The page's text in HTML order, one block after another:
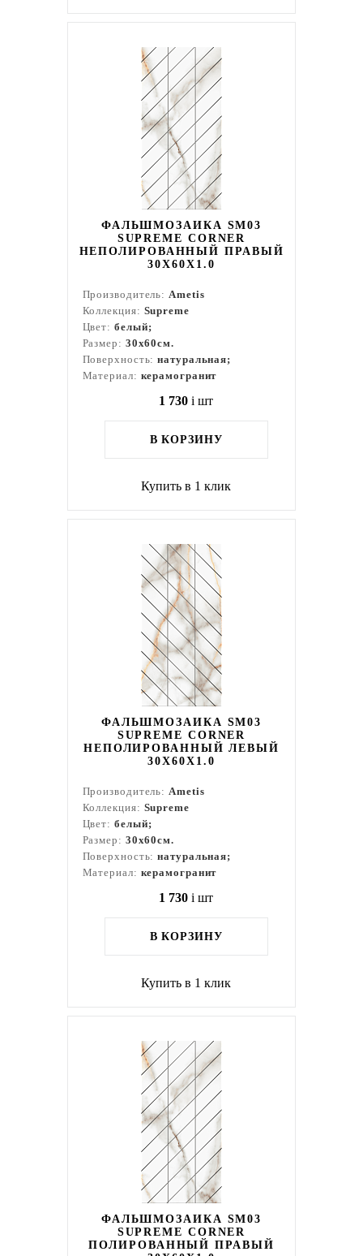
ФАЛЬШМОЗАИКА SM03
SUPREME CORNER
НЕПОЛИРОВАННЫЙ ПРАВЫЙ
30X60X1.0
Производитель:Ametis
Коллекция: Supreme
Цвет: белый;
Размер: 30x60см.
Поверхность:натуральная;
Материал: керамогранит
1 730 i шт
В КОРЗИНУ
Купить в 1 клик
ФАЛЬШМОЗАИКА SM03
SUPREME CORNER
НЕПОЛИРОВАННЫЙ ЛЕВЫЙ
30X60X1.0
Производитель:Ametis
Коллекция: Supreme
Цвет: белый;
Размер: 30x60см.
Поверхность:натуральная;
Материал: керамогранит
1 730 i шт
В КОРЗИНУ
Купить в 1 клик
ФАЛЬШМОЗАИКА SM03
SUPREME CORNER
ПОЛИРОВАННЫЙ ПРАВЫЙ